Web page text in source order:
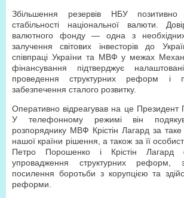
Збільшення резервів НБУ позитивно
стабільності національної валюти.
валютного фонду — одна з
залучення світових інвесторів до
співпраці України та МВФ у межах
фінансування підтверджує
проведення структурних реформ і
забезпечення сталого розвитку.
Оперативно відреагував на це Президент
У телефонному режимі він
розпоряднику МВФ Крістін Лагард за
нашої країни рішення, а також за її
Петро Порошенко і Крістін Лагард
упровадження структурних реформ,
посилення боротьби з корупцією та
реформи.